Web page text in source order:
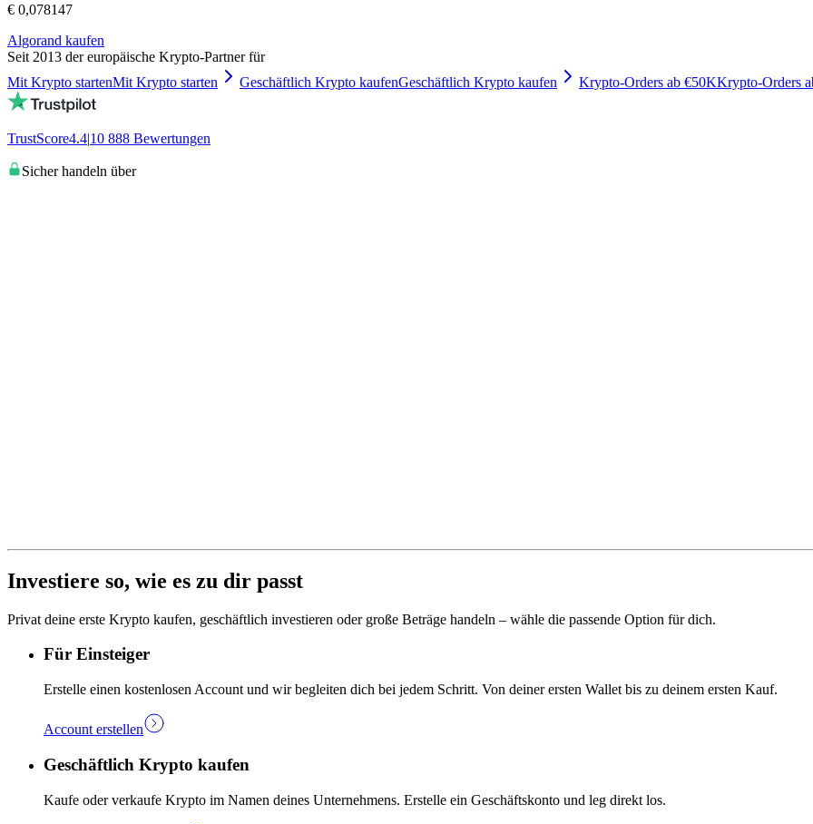
€ 0,078147
Algorand kaufen
Seit 2013 der europäische Krypto-Partner für
Mit Krypto startenMit Krypto starten Geschäftlich Krypto kaufenGeschäftlich Krypto kaufen Krypto-Orders ab €50KKrypto-Orders
TrustScore4.4|10 888 Bewertungen
Sicher handeln über
Investiere so, wie es zu dir passt
Privat deine erste Krypto kaufen, geschäftlich investieren oder große Beträge handeln – wähle die passende Option für dich.
Für Einsteiger
Erstelle einen kostenlosen Account und wir begleiten dich bei jedem Schritt. Von deiner ersten Wallet bis zu deinem ersten Kauf.
Account erstellen
Geschäftlich Krypto kaufen
Kaufe oder verkaufe Krypto im Namen deines Unternehmens. Erstelle ein Geschäftskonto und leg direkt los.